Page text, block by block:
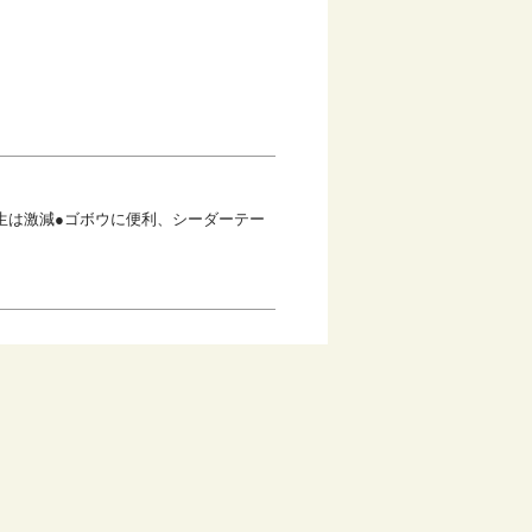
激減●ゴボウに便利、シーダーテー